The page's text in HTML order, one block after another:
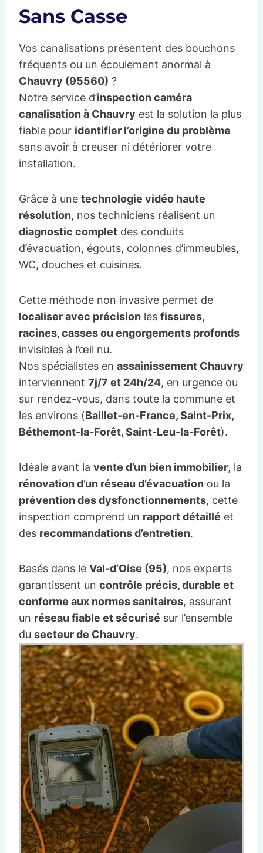
Sans Casse
Vos canalisations présentent des bouchons
fréquents ou un écoulement anormal à
Chauvry (95560) ?
Notre service d’inspection caméra
canalisation à Chauvry est la solution la plus
fiable pour identifier l’origine du problème
sans avoir à creuser ni détériorer votre
installation.
Grâce à une technologie vidéo haute
résolution, nos techniciens réalisent un
diagnostic complet des conduits
d’évacuation, égouts, colonnes d’immeubles,
WC, douches et cuisines.
Cette méthode non invasive permet de
localiser avec précision les fissures,
racines, casses ou engorgements profonds
invisibles à l’œil nu.
Nos spécialistes en assainissement Chauvry
interviennent 7j/7 et 24h/24, en urgence ou
sur rendez-vous, dans toute la commune et
les environs (Baillet-en-France, Saint-Prix,
Béthemont-la-Forêt, Saint-Leu-la-Forêt).
Idéale avant la vente d’un bien immobilier, la
rénovation d’un réseau d’évacuation ou la
prévention des dysfonctionnements, cette
inspection comprend un rapport détaillé et
des recommandations d’entretien.
Basés dans le Val-d’Oise (95), nos experts
garantissent un contrôle précis, durable et
conforme aux normes sanitaires, assurant
un réseau fiable et sécurisé sur l’ensemble
du secteur de Chauvry.